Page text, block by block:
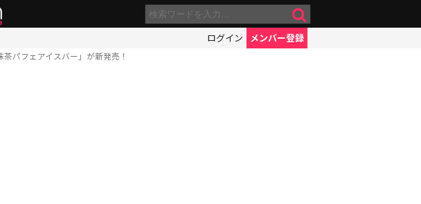
ログイン メンバー登録
パフェアイスバー」が新発売！